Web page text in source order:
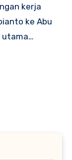
kerja
ke Abu
utama…